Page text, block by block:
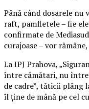
Până când dosarele
raft, pamfletele – fie
confirmate de
curajoase – vor
La IPJ Prahova,
între cămătari, nu
de cadre”, tăticii plâng
îl ține de mână pe cel